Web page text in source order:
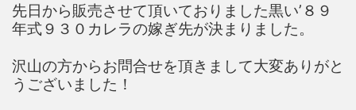
先日から販売させて頂いておりました黒い’８９
年式９３０カレラの嫁ぎ先が決まりました。
沢山の方からお問合せを頂きまして大変ありがと
うございました！